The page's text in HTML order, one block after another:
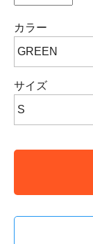
カラー
サイズ